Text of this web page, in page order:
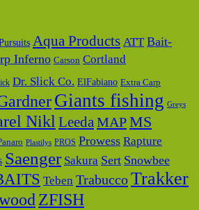
Aqua Products ATT Bait-
Inferno Carson Cortland
Dr. Slick Co. ElFabiano Extra Carp
Giants fishing Greys
Nikl Leeda MAPMS
Plastilys PROS Prowess Rapture
Saenger Sakura Sert Snowbee
Teben TrabuccoTrakker
ZFISH